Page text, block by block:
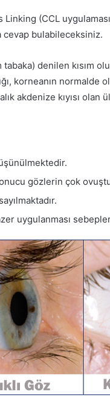
(CCL
cevap bulabileceksiniz.
tabaka) denilen kısım
korneanın normalde
akdenize kıyısı
gözlerin çok
uygulanması